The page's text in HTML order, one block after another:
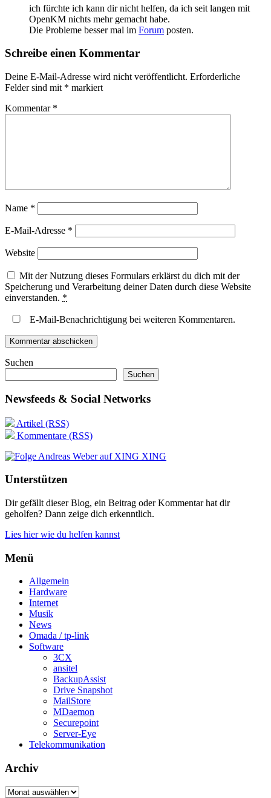
ich fürchte ich kann dir nicht helfen, da ich seit langen mit
OpenKM nichts mehr gemacht habe.
Die Probleme besser mal im Forum posten.
Schreibe einen Kommentar
Deine E-Mail-Adresse wird nicht veröffentlicht. Erforderliche
Felder sind mit * markiert
Kommentar *
Name *
E-Mail-Adresse *
Website
Mit der Nutzung dieses Formulars erklärst du dich mit der
Speicherung und Verarbeitung deiner Daten durch diese Website
einverstanden. *
E-Mail-Benachrichtigung bei weiteren Kommentaren.
Suchen
Suchen
Newsfeeds & Social Networks
Artikel (RSS)
Kommentare (RSS)
XING
Unterstützen
Dir gefällt dieser Blog, ein Beitrag oder Kommentar hat dir
geholfen? Dann zeige dich erkenntlich.
Lies hier wie du helfen kannst
Menü
Allgemein
Hardware
Internet
Musik
News
Omada / tp-link
Software
3CX
ansitel
BackupAssist
Drive Snapshot
MailStore
MDaemon
Securepoint
Server-Eye
Telekommunikation
Archiv
Archiv